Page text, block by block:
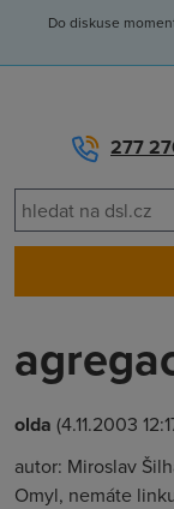
Do diskuse
277
olda (4.11.2003
autor: Miroslav
Omyl, nemáte